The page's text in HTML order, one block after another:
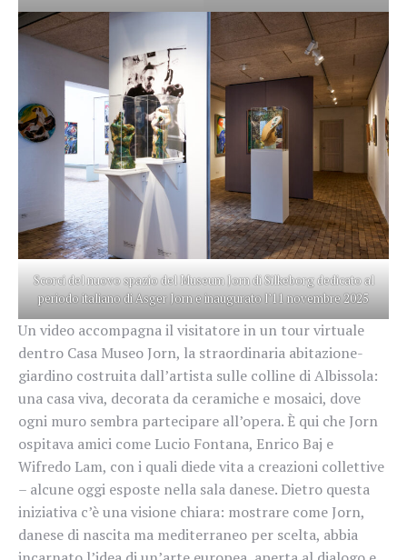
Scorci del nuovo spazio del Museum Jorn di Silkeborg dedicato al
periodo italiano di Asger Jorn e inaugurato l’11 novembre 2025
Un video accompagna il visitatore in un tour virtuale
dentro Casa Museo Jorn, la straordinaria abitazione-
giardino costruita dall’artista sulle colline di Albissola:
una casa viva, decorata da ceramiche e mosaici, dove
ogni muro sembra partecipare all’opera. È qui che Jorn
ospitava amici come Lucio Fontana, Enrico Baj e
Wifredo Lam, con i quali diede vita a creazioni collettive
– alcune oggi esposte nella sala danese. Dietro questa
iniziativa c’è una visione chiara: mostrare come Jorn,
danese di nascita ma mediterraneo per scelta, abbia